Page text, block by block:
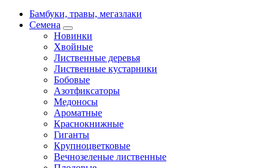
Бамбуки, травы, мегазлаки
Семена
Новинки
Хвойные
Лиственные деревья
Лиственные кустарники
Бобовые
Азотфиксаторы
Медоносы
Ароматные
Краснокнижные
Гиганты
Крупноцветковые
Вечнозеленые лиственные